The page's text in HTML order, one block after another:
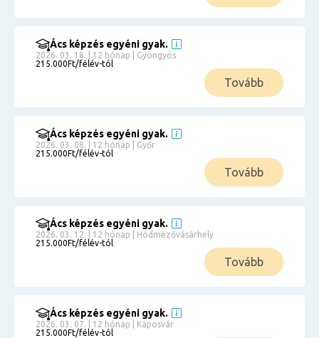
Ács képzés egyéni gyak.
2026. 03. 18. | 12 hónap | Gyöngyös
215.000Ft/félév-tól
Tovább
Ács képzés egyéni gyak.
2026. 03. 08. | 12 hónap | Győr
215.000Ft/félév-tól
Tovább
Ács képzés egyéni gyak.
2026. 03. 12. | 12 hónap | Hódmezővásárhely
215.000Ft/félév-tól
Tovább
Ács képzés egyéni gyak.
2026. 03. 07. | 12 hónap | Kaposvár
215.000Ft/félév-tól